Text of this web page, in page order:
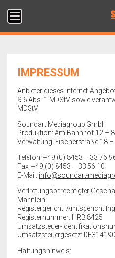
IMPRESSUM
Anbieter dieses Internet-
§ 6 Abs. 1 MDStV sowie
MDStV:
Soundart Mediagroup GmbH
Produktion: Am Bahnhof 12 –
Verwaltung: Fischerstraße 18
Telefon: +49 (0) 8453 – 33 76
Fax: +49 (0) 8453 – 33 56 10
E-Mail: info@soundart-
Vertretungsberechtigter
Männlein
Registergericht: Amtsgericht
Registernummer: HRB 8425
Umsatzsteuer-
Umsatzsteuergesetz:
Haftungshinweis: